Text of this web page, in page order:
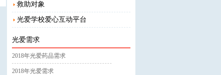
救助对象
光爱学校爱心互动平台
光爱需求
2018年光爱药品需求
2018年光爱需求